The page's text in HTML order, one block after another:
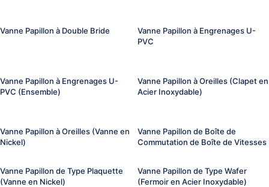
Vanne Papillon à Double Bride
Vanne Papillon à Engrenages U-
PVC
Vanne Papillon à Engrenages U-
PVC (Ensemble)
Vanne Papillon à Oreilles (Clapet en
Acier Inoxydable)
Vanne Papillon à Oreilles (Vanne en
Nickel)
Vanne Papillon de Boîte de
Commutation de Boîte de Vitesses
Vanne Papillon de Type Plaquette
(Vanne en Nickel)
Vanne Papillon de Type Wafer
(Fermoir en Acier Inoxydable)